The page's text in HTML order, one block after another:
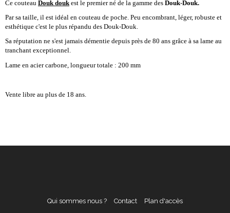
Ce couteau Douk doukest le premier né de la gamme des Douk-Douk.
Par sa taille, il est idéal en couteau de poche. Peu encombrant, léger, robuste et
esthétique c'est le plus répandu des Douk-Douk.
Sa réputation ne s'est jamais démentie depuis près de 80 ans grâce à sa lame au
tranchant exceptionnel.
Lame en acier carbone, longueur totale : 200 mm
Vente libre au plus de 18 ans.
Qui sommes nous ? Contact Plan d'accès